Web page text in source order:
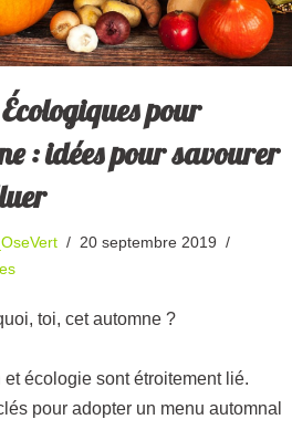
pour
: idées pour savourer
20 septembre 2019
toi, cet automne ?
écologie sont étroitement lié.
pour adopter un menu automnal